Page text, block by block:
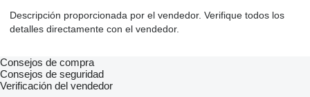
Descripción proporcionada por el vendedor. Verifique todos los
detalles directamente con el vendedor.
Consejos de compra
Consejos de seguridad
Verificación del vendedor